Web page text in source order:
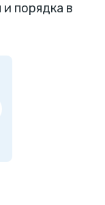
порядка в